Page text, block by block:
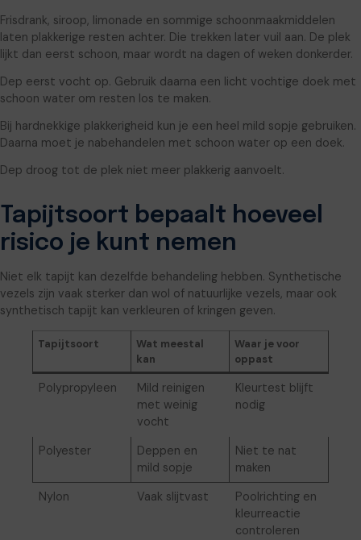
Frisdrank, siroop, limonade en sommige schoonmaakmiddelen
laten plakkerige resten achter. Die trekken later vuil aan. De plek
lijkt dan eerst schoon, maar wordt na dagen of weken donkerder.
Dep eerst vocht op. Gebruik daarna een licht vochtige doek met
schoon water om resten los te maken.
Bij hardnekkige plakkerigheid kun je een heel mild sopje gebruiken.
Daarna moet je nabehandelen met schoon water op een doek.
Dep droog tot de plek niet meer plakkerig aanvoelt.
Tapijtsoort bepaalt hoeveel
risico je kunt nemen
Niet elk tapijt kan dezelfde behandeling hebben. Synthetische
vezels zijn vaak sterker dan wol of natuurlijke vezels, maar ook
synthetisch tapijt kan verkleuren of kringen geven.
Tapijtsoort
Wat meestal
kan
Waar je voor
oppast
Polypropyleen
Mild reinigen
met weinig
vocht
Kleurtest blijft
nodig
Polyester
Deppen en
mild sopje
Niet te nat
maken
Nylon
Vaak slijtvast
Poolrichting en
kleurreactie
controleren